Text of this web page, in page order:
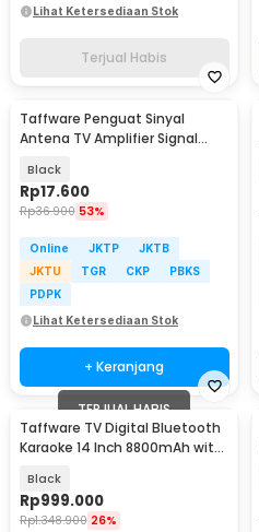
Lihat Ketersediaan Stok
Terjual Habis
Taffware Penguat Sinyal
Antena TV Amplifier Signal
25
Black
Rp17.600
Rp36.900 53%
Online JKTP
JKTB
JKTU
TGR CKP
PBKS
PDPK
Lihat Ketersediaan Stok
+ Keranjang
TERJUAL HABIS
Taffware TV Digital Bluetooth
Karaoke 14 Inch 8800mAh with
Black
Rp999.000
Rp1.348.900 26%